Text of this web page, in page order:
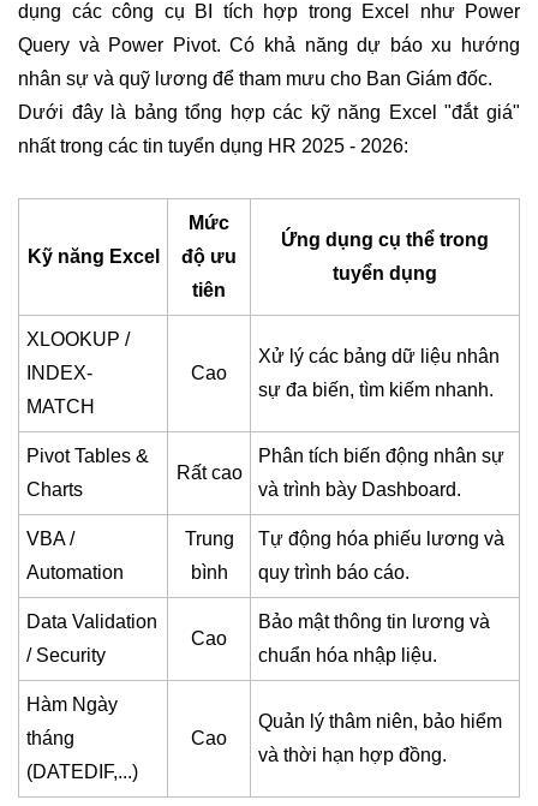
dụng các công cụ BI tích hợp trong Excel như Power
Query và Power Pivot. Có khả năng dự báo xu hướng
nhân sự và quỹ lương để tham mưu cho Ban Giám đốc.
Dưới đây là bảng tổng hợp các kỹ năng Excel "đắt giá"
nhất trong các tin tuyển dụng HR 2025 - 2026:
Kỹ năng Excel
Mức
độ ưu
tiên
Ứng dụng cụ thể trong
tuyển dụng
XLOOKUP /
INDEX-
MATCH
Cao
Xử lý các bảng dữ liệu nhân
sự đa biến, tìm kiếm nhanh.
Pivot Tables &
Charts
Rất cao
Phân tích biến động nhân sự
và trình bày Dashboard.
VBA /
Automation
Trung
bình
Tự động hóa phiếu lương và
quy trình báo cáo.
Data Validation
/ Security
Cao
Bảo mật thông tin lương và
chuẩn hóa nhập liệu.
Hàm Ngày
tháng
(DATEDIF,...)
Cao
Quản lý thâm niên, bảo hiểm
và thời hạn hợp đồng.